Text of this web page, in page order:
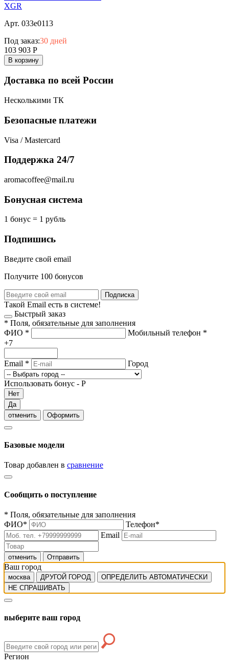
XGR
Арт. 033e0113
Под заказ:30 дней
103 903 Р
В корзину
Доставка по всей России
Несколькими ТК
Безопасные платежи
Visa / Mastercard
Поддержка 24/7
aromacoffee@mail.ru
Бонусная система
1 бонус = 1 рубль
Подпишись
Введите свой email
Получите 100 бонусов
Подписка
Такой Email есть в системе!
Быстрый заказ
* Поля, обязательные для заполнения
ФИО * Мобильный телефон *
+7
Email * Город
Использовать бонус - Р
Нет
Да
отменить
Оформить
Базовые модели
Товар добавлен в сравнение
Сообщить о поступление
* Поля, обязательные для заполнения
ФИО* Телефон*
Email
отменить Отправить
Ваш город
москва ДРУГОЙ ГОРОД
ОПРЕДЕЛИТЬ АВТОМАТИЧЕСКИ
НЕ СПРАШИВАТЬ
выберите ваш город
Регион